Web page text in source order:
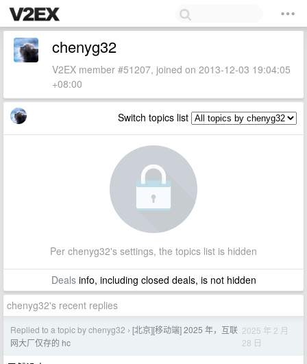
chenyg32
V2EX member #51207, joined on 2013-12-03 19:04:05
+08:00
Switch topics list
Per chenyg32's settings, the topics list is hidden
Dealsinfo, including closed deals, is not hidden
chenyg32's recent replies
Replied to a topic by chenyg32 › [北京][移动端] 2025 年，互联
网大厂仅存的 hc
2025 年 2 月
28 日